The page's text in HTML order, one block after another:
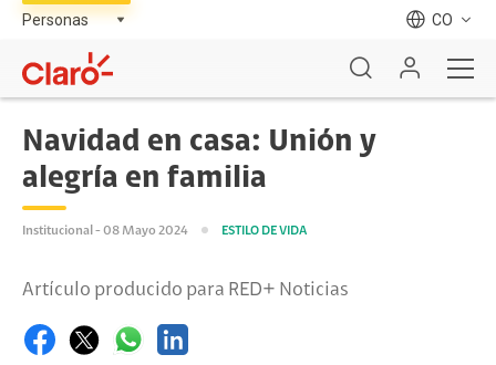
CO
Navidad en casa: Unión y
alegría en familia
Institucional - 08 Mayo 2024 ESTILO DE VIDA
Artículo producido para RED+ Noticias